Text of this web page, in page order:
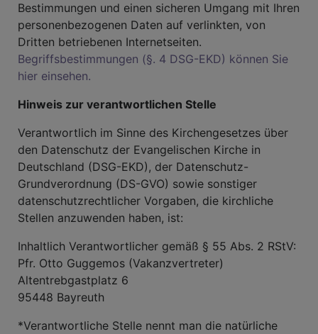
Bestimmungen und einen sicheren Umgang mit Ihren
personenbezogenen Daten auf verlinkten, von
Dritten betriebenen Internetseiten.
Begriffsbestimmungen (§. 4 DSG-EKD) können Sie
hier einsehen.
Hinweis zur verantwortlichen Stelle
Verantwortlich im Sinne des Kirchengesetzes über
den Datenschutz der Evangelischen Kirche in
Deutschland (DSG-EKD), der Datenschutz-
Grundverordnung (DS-GVO) sowie sonstiger
datenschutzrechtlicher Vorgaben, die kirchliche
Stellen anzuwenden haben, ist:
Inhaltlich Verantwortlicher gemäß § 55 Abs. 2 RStV:
Pfr. Otto Guggemos (Vakanzvertreter)
Altentrebgastplatz 6
95448 Bayreuth
*Verantwortliche Stelle nennt man die natürliche